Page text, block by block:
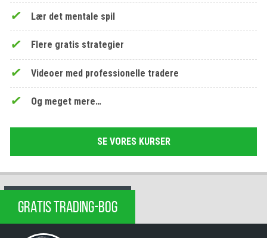
Lær det mentale spil
Flere gratis strategier
Videoer med professionelle tradere
Og meget mere…
SE VORES KURSER
GRATIS TRADING-BOG